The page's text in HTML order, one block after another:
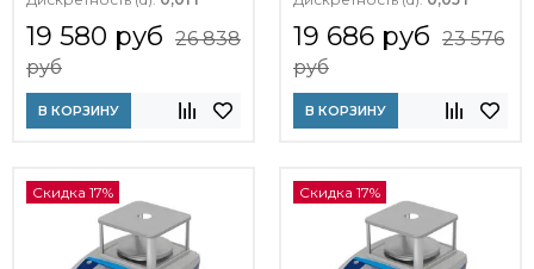
19 580 руб 26 838
руб
В КОРЗИНУ
19 686 руб 23 576
руб
В КОРЗИНУ
Скидка 17% Скидка 17%